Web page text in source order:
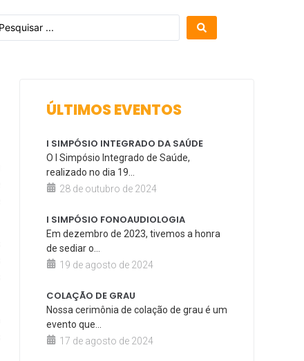
ÚLTIMOS EVENTOS
I SIMPÓSIO INTEGRADO DA SAÚDE
O I Simpósio Integrado de Saúde,
realizado no dia 19...
28 de outubro de 2024
I SIMPÓSIO FONOAUDIOLOGIA
Em dezembro de 2023, tivemos a honra
de sediar o...
19 de agosto de 2024
COLAÇÃO DE GRAU
Nossa cerimônia de colação de grau é um
evento que...
17 de agosto de 2024